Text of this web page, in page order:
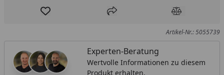
Produkt zur Wunschliste hinzufügen
Teilen Produkt
Artikel-Nr.: 5055739
Experten-Beratung
Wertvolle Informationen zu diesem
Produkt erhalten.